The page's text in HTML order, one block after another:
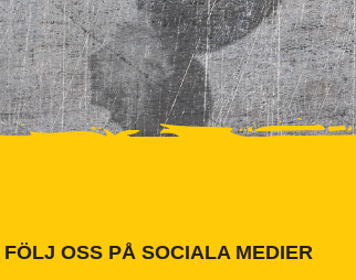
FÖLJ OSS PÅ SOCIALA MEDIER